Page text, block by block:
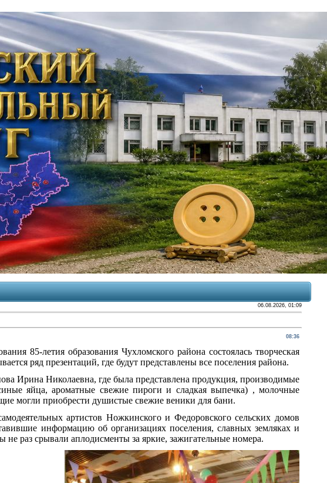
06.08.2026, 01:09
08:36
85-летия образования Чухломского района состоялась творческая
ряд презентаций, где будут представлены все поселения района.
Ирина Николаевна, где была представлена продукция, производимые
яйца, ароматные свежие пироги и сладкая выпечка) , молочные
могли приобрести душистые свежие веники для бани.
артистов Ножкинского и Федоровского сельских домов
информацию об организациях поселения, славных земляках и
не раз срывали аплодисменты за яркие, зажигательные номера.